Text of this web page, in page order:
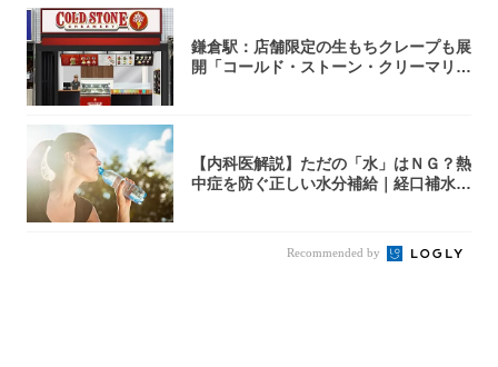
鎌倉駅：店舗限定の生もちクレープも展
開「コールド・ストーン・クリーマリ
【内科医解説】ただの「水」はＮＧ？熱
中症を防ぐ正しい水分補給｜経口補水
Recommended by